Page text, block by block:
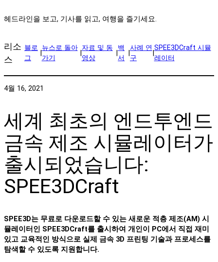
헤드라인을 보고, 기사를 읽고, 여행을 즐기세요.
리소
스
블로
그
|
뉴스로 돌아
가기
|
자료 및 동
영상
|
백
서
사례 연
구
|
SPEE3DCraft 시뮬
레이터
4월 16, 2021
세계 최초의 엔드투엔드
금속 제조 시뮬레이터가
출시되었습니다:
SPEE3DCraft
SPEE3D는 무료로 다운로드할 수 있는 새로운 적층 제조(AM) 시
뮬레이터인 SPEE3DCraft를 출시하여 개인이 PC에서 직접 재미
있고 교육적인 방식으로 실제 금속 3D 프린팅 기술과 프로세스를
탐색할 수 있도록 지원합니다.